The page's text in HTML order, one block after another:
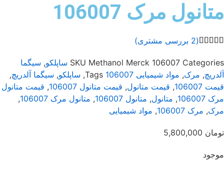
مرک 106007
(
2بررسی مشتری)
SKUMethanol Merck 106007 ساپلکو,سیگما
,مرک,مواد شیمیایی Tags 106007
,ساپلکو,سیگما آلدریچ,
106007
,قیمت متانول,قیمت متانول 106007 ,قیمت متانول
106007
,متانول,متانول 106007 ,متانول مرک 106007
,
,مرک 106007 ,مواد شیمیایی
5,800,000